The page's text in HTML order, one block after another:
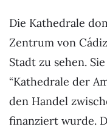
Die Kathedrale
Zentrum von
Stadt zu sehen.
“Kathedrale der
den Handel
finanziert wurde.